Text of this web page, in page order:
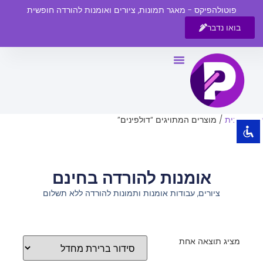
visibility_off השבת את ההבזקים
title סמן כותרות
צבע רקע
zoom_out
הקטנת גופן
הגדלת גופן
ניגודיות בהירה
פוטולהפיקס - מאגר תמונות, ציורים ואומנות להורדה חופשית
בואו נדבר
עמוד הבית / מוצרים המתויגים “דולפינים”
אומנות להורדה בחינם
ציורים, עבודות אומנות ותמונות להורדה ללא תשלום
מציג תוצאה אחת